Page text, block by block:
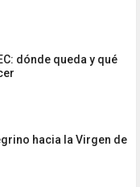
dónde queda y qué
hacia la Virgen de